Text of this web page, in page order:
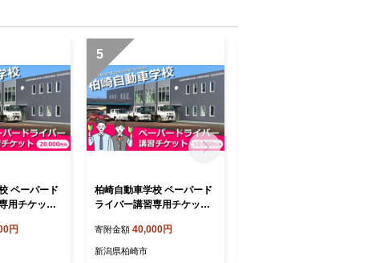
ペーパード
用チケット
円
5
柏崎自動車学校 ペーパード
ライバー講習専用チケット
寄附金額 40,000円
新潟県柏崎市